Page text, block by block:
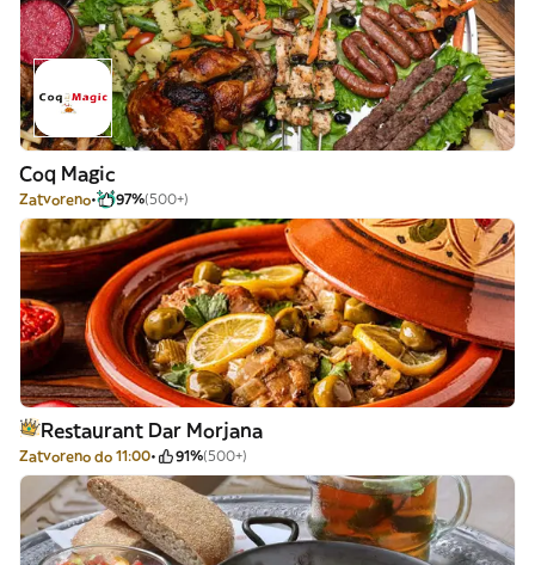
Coq Magic
Zatvoreno 97%(500+)
Restaurant Dar Morjana
Zatvoreno do 11:00 91%(500+)